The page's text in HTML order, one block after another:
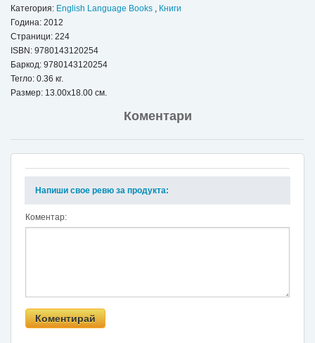
Категория: English Language Books
Книги
Година: 2012
Страници: 224
ISBN: 9780143120254
Баркод: 9780143120254
Тегло: 0.36 кг.
Размер: 13.00x18.00 см.
Коментари
Напиши свое ревю за продукта:
Коментар: